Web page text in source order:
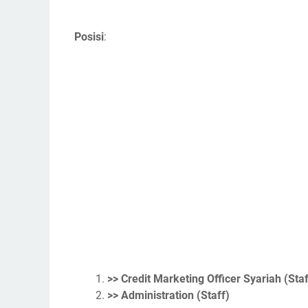
Posisi:
>> Credit Marketing Officer Syariah
>> Administration (Staff)